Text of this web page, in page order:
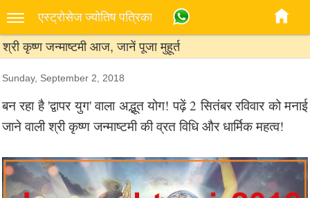
एस्‍ट्रोसेज ज्‍योतिष पत्रिका
श्री कृष्ण जन्माष्टमी आज, जानें पूजा मुहूर्त
Sunday, September 2, 2018
बन रहा है 'द्वापर युग' वाला अद्भूत योग! पढ़ें 2 सितंबर रविवार को मनाई
जाने वाली श्री कृष्ण जन्माष्टमी की व्रत विधि और धार्मिक महत्व!